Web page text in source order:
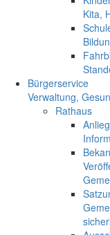
Kita,
Bürgerservice
Verwaltung,
Rathaus